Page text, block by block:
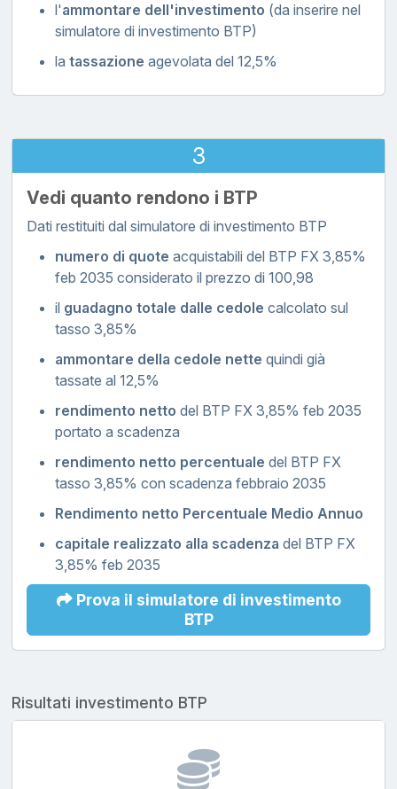
l'ammontare dell'investimento (da inserire nel
simulatore di investimento BTP)
la tassazione agevolata del 12,5%
3
Vedi quanto rendono i BTP
Dati restituiti dal simulatore di investimento BTP
numero di quote acquistabili del BTP FX 3,85%
feb 2035 considerato il prezzo di 100,98
il guadagno totale dalle cedole calcolato sul
tasso 3,85%
ammontare della cedole nette quindi già
tassate al 12,5%
rendimento netto del BTP FX 3,85% feb 2035
portato a scadenza
rendimento netto percentuale del BTP FX
tasso 3,85% con scadenza febbraio 2035
Rendimento netto Percentuale Medio Annuo
capitale realizzato alla scadenza del BTP FX
3,85% feb 2035
Prova il simulatore di investimento
BTP
Risultati investimento BTP